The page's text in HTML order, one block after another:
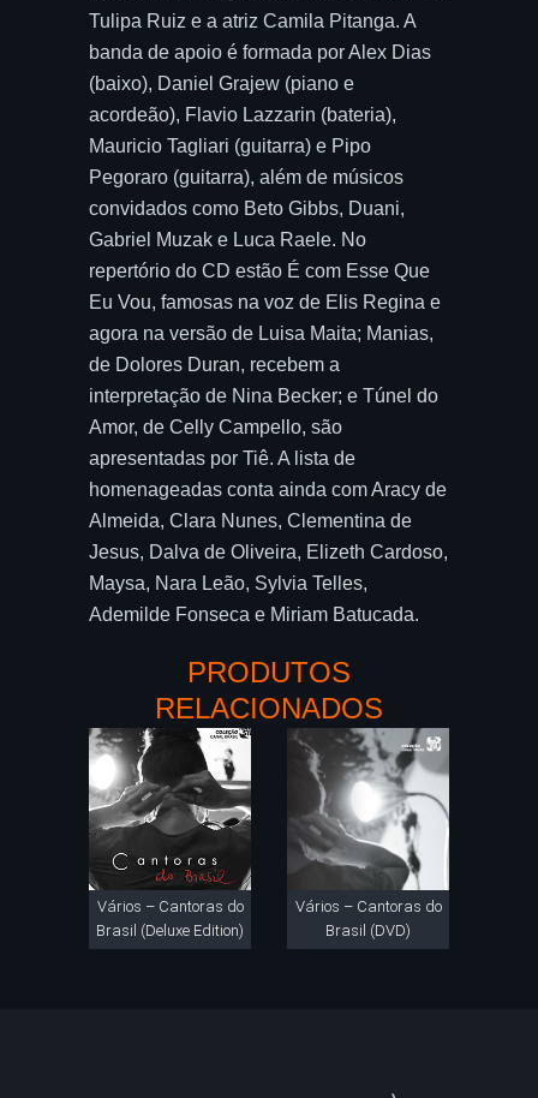
Tulipa Ruiz e a atriz Camila Pitanga. A
banda de apoio é formada por Alex Dias
(baixo), Daniel Grajew (piano e
acordeão), Flavio Lazzarin (bateria),
Mauricio Tagliari (guitarra) e Pipo
Pegoraro (guitarra), além de músicos
convidados como Beto Gibbs, Duani,
Gabriel Muzak e Luca Raele. No
repertório do CD estão É com Esse Que
Eu Vou, famosas na voz de Elis Regina e
agora na versão de Luisa Maita; Manias,
de Dolores Duran, recebem a
interpretação de Nina Becker; e Túnel do
Amor, de Celly Campello, são
apresentadas por Tiê. A lista de
homenageadas conta ainda com Aracy de
Almeida, Clara Nunes, Clementina de
Jesus, Dalva de Oliveira, Elizeth Cardoso,
Maysa, Nara Leão, Sylvia Telles,
Ademilde Fonseca e Miriam Batucada.
PRODUTOS
RELACIONADOS
Vários – Cantoras do
Brasil (Deluxe Edition)
Vários – Cantoras do
Brasil (DVD)